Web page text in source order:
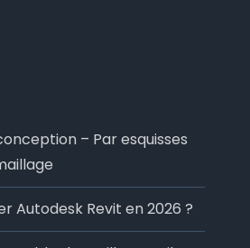
– Par esquisses
Autodesk Revit en 2026 ?